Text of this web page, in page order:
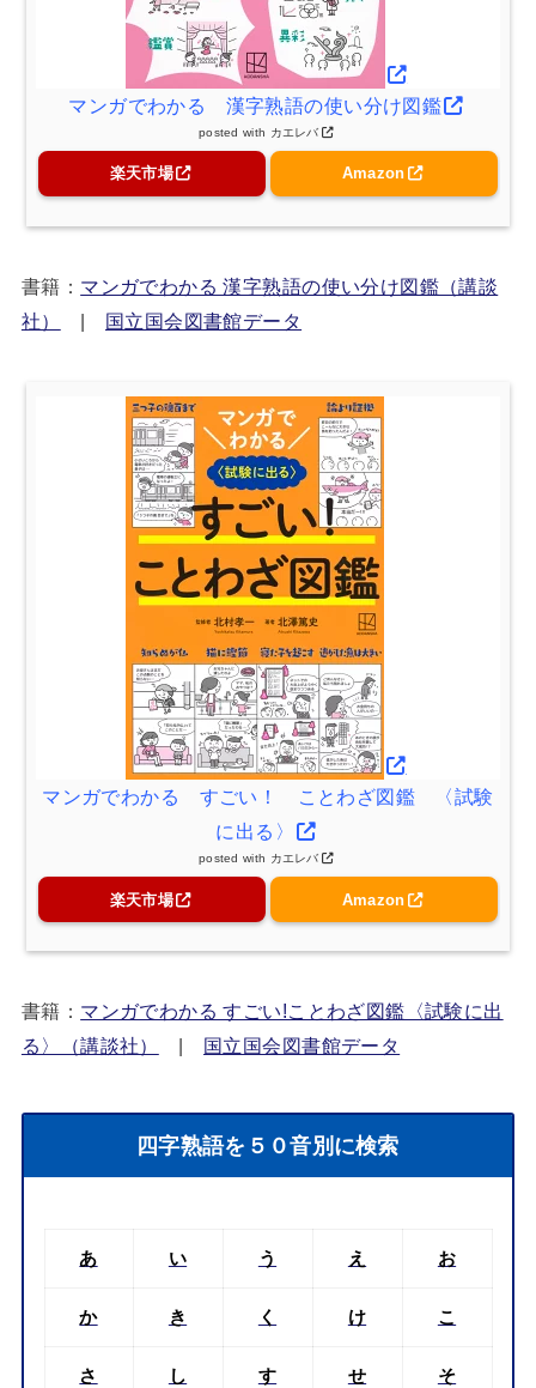
マンガでわかる 漢字熟語の使い分け図鑑
posted with カエレバ
楽天市場 Amazon
書籍： マンガでわかる 漢字熟語の使い分け図鑑（講談
社）
| 国立国会図書館データ
マンガでわかる すごい！ ことわざ図鑑 〈試験
に出る〉
posted with カエレバ
楽天市場 Amazon
書籍： マンガでわかる すごい!ことわざ図鑑〈試験に出
る〉（講談社）
| 国立国会図書館データ
四字熟語を５０音別に検索
あ い う え お
か き く け こ
さ し す せ そ